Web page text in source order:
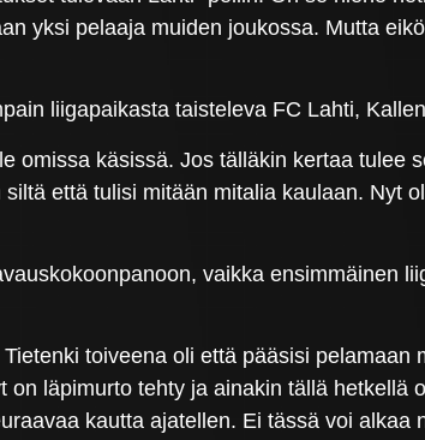
yksi pelaaja muiden joukossa. Mutta
liigapaikasta taisteleva FC Lahti,
omissa käsissä. Jos tälläkin kertaa tulee
että tulisi mitään mitalia kaulaan. Nyt
vaikka ensimmäinen
toiveena oli että pääsisi
läpimurto tehty ja ainakin tällä
kautta ajatellen. Ei tässä voi